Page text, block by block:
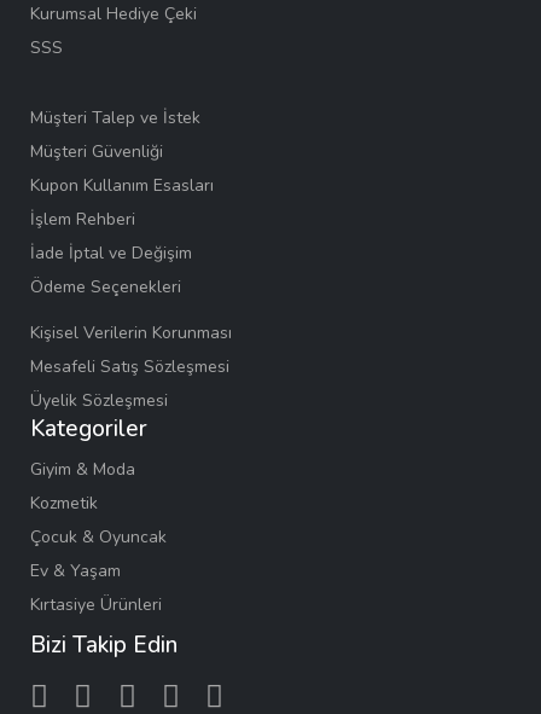
Kurumsal Hediye Çeki
SSS
Müşteri Talep ve İstek
Müşteri Güvenliği
Kupon Kullanım Esasları
İşlem Rehberi
İade İptal ve Değişim
Ödeme Seçenekleri
Kişisel Verilerin Korunması
Mesafeli Satış Sözleşmesi
Üyelik Sözleşmesi
Kategoriler
Giyim & Moda
Kozmetik
Çocuk & Oyuncak
Ev & Yaşam
Kırtasiye Ürünleri
Bizi Takip Edin